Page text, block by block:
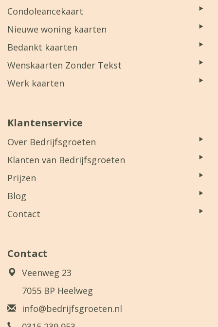
Condoleancekaart
Nieuwe woning kaarten
Bedankt kaarten
Wenskaarten Zonder Tekst
Werk kaarten
Klantenservice
Over Bedrijfsgroeten
Klanten van Bedrijfsgroeten
Prijzen
Blog
Contact
Contact
Veenweg 23
7055 BP Heelweg
info@bedrijfsgroeten.nl